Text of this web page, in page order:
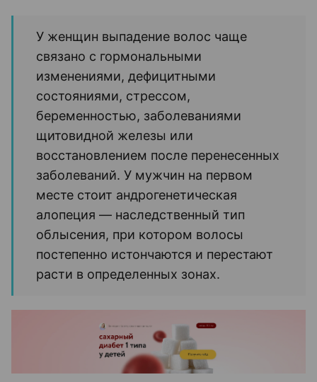
Почему выпадают волосы и
можно ли остановить этот
процесс
Когда человек замечает усиленное выпадение
можно ли это остановить? Ответ зависит от
У женщин выпадение волос чаще
связано с гормональными
изменениями, дефицитными
беременностью, заболеваниями
щитовидной железы или
восстановлением после перенесенных
заболеваний. У мужчин на первом